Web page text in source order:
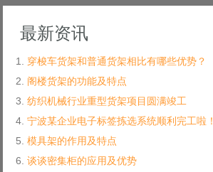
最新资讯
穿梭车货架和普通货架相比有哪些优势？
阁楼货架的功能及特点
纺织机械行业重型货架项目圆满竣工
宁波某企业电子标签拣选系统顺利完工啦！
模具架的作用及特点
谈谈密集柜的应用及优势